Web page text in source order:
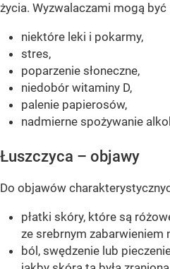
życia. Wyzwalaczami mogą być
niektóre leki i pokarmy,
stres,
poparzenie słoneczne,
niedobór witaminy D,
palenie papierosów,
nadmierne spożywanie
Łuszczyca – objawy
Do objawów
płatki skóry, które są
ze srebrnym zabarwieniem
ból, swędzenie lub